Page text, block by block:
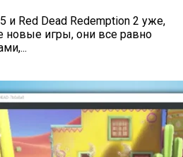
и Red Dead Redemption 2 уже,
новые игры, они все равно